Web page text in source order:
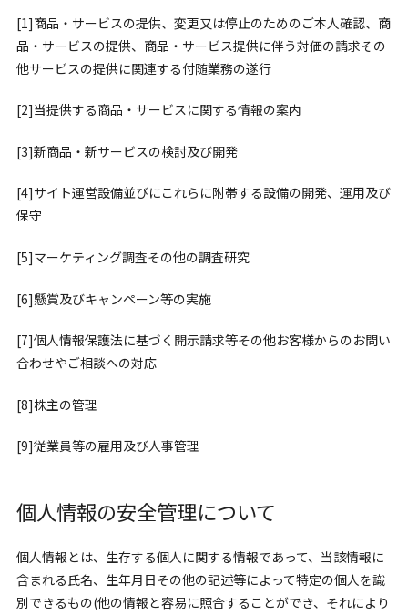
[1]商品・サービスの提供、変更又は停止のためのご本人確認、商
品・サービスの提供、商品・サービス提供に伴う対価の請求その
他サービスの提供に関連する付随業務の遂行
[2]当提供する商品・サービスに関する情報の案内
[3]新商品・新サービスの検討及び開発
[4]サイト運営設備並びにこれらに附帯する設備の開発、運用及び
保守
[5]マーケティング調査その他の調査研究
[6]懸賞及びキャンペーン等の実施
[7]個人情報保護法に基づく開示請求等その他お客様からのお問い
合わせやご相談への対応
[8]株主の管理
[9]従業員等の雇用及び人事管理
個人情報の安全管理について
個人情報とは、生存する個人に関する情報であって、当該情報に
含まれる氏名、生年月日その他の記述等によって特定の個人を識
別できるもの(他の情報と容易に照合することができ、それにより